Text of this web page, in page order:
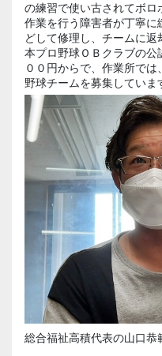
の練習で使い古されてボロ
作業を行う障害者が丁寧
どして修理し、チームに
本プロ野球ＯＢクラブの公
００円からで、作業所で
野球チームを募集していま
総合福祉高積代表の山口恭